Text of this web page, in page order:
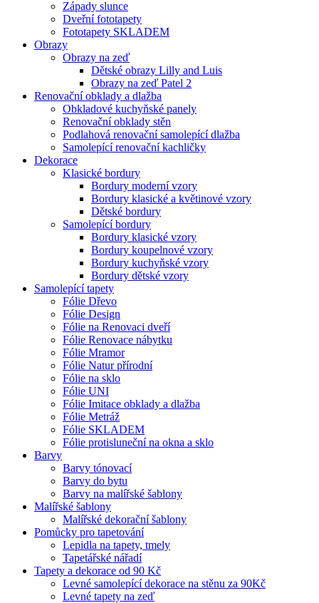
Západy slunce
Dveřní fototapety
Fototapety SKLADEM
Obrazy
Obrazy na zeď
Dětské obrazy Lilly and Luis
Obrazy na zeď Patel 2
Renovační obklady a dlažba
Obkladové kuchyňské panely
Renovační obklady stěn
Podlahová renovační samolepící dlažba
Samolepící renovační kachličky
Dekorace
Klasické bordury
Bordury moderní vzory
Bordury klasické a květinové vzory
Dětské bordury
Samolepící bordury
Bordury klasické vzory
Bordury koupelnové vzory
Bordury kuchyňské vzory
Bordury dětské vzory
Samolepící tapety
Fólie Dřevo
Fólie Design
Fólie na Renovaci dveří
Fólie Renovace nábytku
Fólie Mramor
Fólie Natur přírodní
Fólie na sklo
Fólie UNI
Fólie Imitace obklady a dlažba
Fólie Metráž
Fólie SKLADEM
Fólie protisluneční na okna a sklo
Barvy
Barvy tónovací
Barvy do bytu
Barvy na malířské šablony
Malířské šablony
Malířské dekorační šablony
Pomůcky pro tapetování
Lepidla na tapety, tmely
Tapetářské nářadí
Tapety a dekorace od 90 Kč
Levné samolepící dekorace na stěnu za 90Kč
Levné tapety na zeď